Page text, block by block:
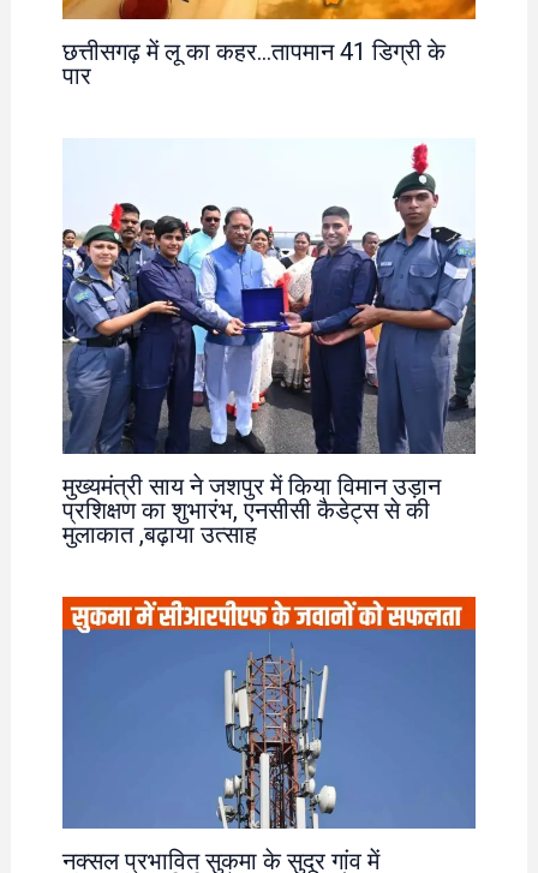
छत्तीसगढ़ में लू का कहर…तापमान 41 डिग्री के
पार
मुख्यमंत्री साय ने जशपुर में किया विमान उड़ान
प्रशिक्षण का शुभारंभ, एनसीसी कैडेट्स से की
मुलाकात ,बढ़ाया उत्साह
नक्सल प्रभावित सुकमा के सुदूर गांव में